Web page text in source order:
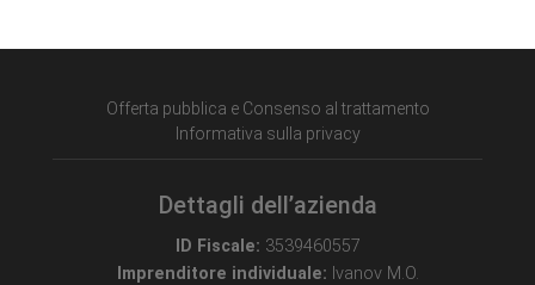
Offerta pubblica e Consenso al trattamento
Informativa sulla privacy
Dettagli dell’azienda
ID Fiscale: 3539460557
Imprenditore individuale: Ivanov M.O.